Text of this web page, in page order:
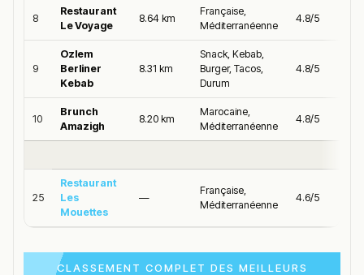
8
Restaurant
Le Voyage
8.64 km
Française,
Méditerranéenne
4.8/5
9
Ozlem
Berliner
Kebab
8.31 km
Snack, Kebab,
Burger, Tacos,
Durum
4.8/5
10
Brunch
Amazigh
8.20 km
Marocaine,
Méditerranéenne
4.8/5
25
Restaurant
Les
Mouettes
—
Française,
Méditerranéenne
4.6/5
CLASSEMENT COMPLET DES MEILLEURS